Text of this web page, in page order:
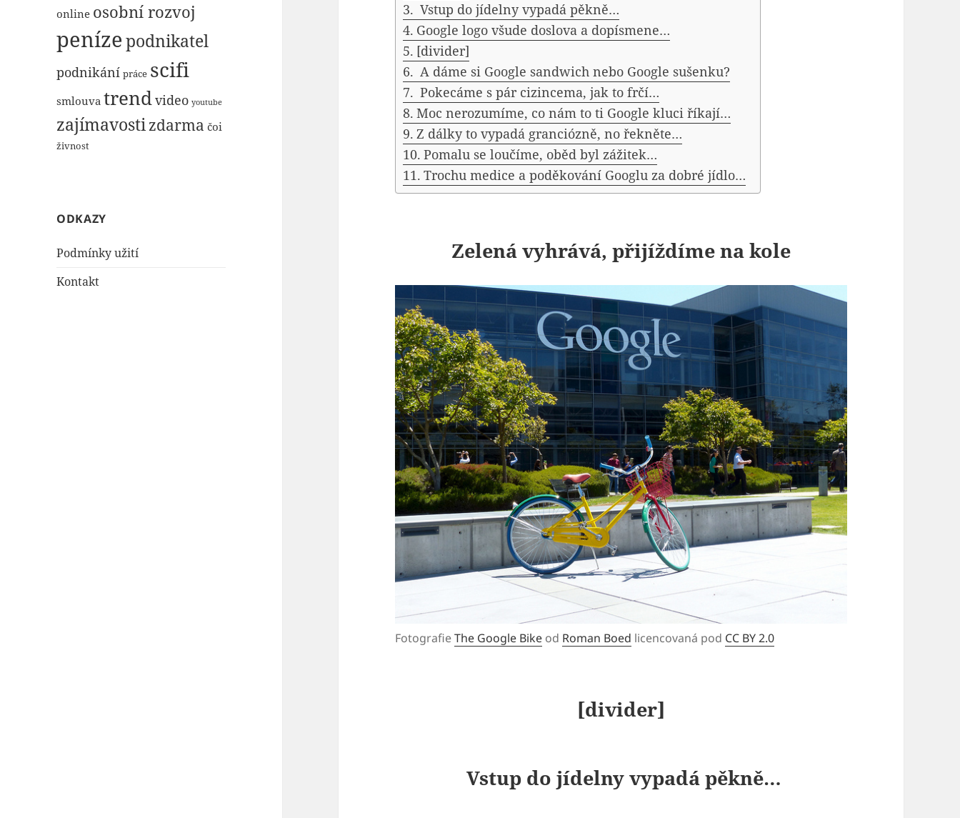
online osobní rozvoj
penízepodnikatel
podnikání práce scifi
smlouva trendvideo youtube
zajímavostizdarma čoi
živnost
ODKAZY
Podmínky užití
Kontakt
Vstup do jídelny vypadá pěkně…
Google logo všude doslova a dopísmene…
[divider]
A dáme si Google sandwich nebo Google sušenku?
Pokecáme s pár cizincema, jak to frčí…
Moc nerozumíme, co nám to ti Google kluci říkají…
Z dálky to vypadá granciózně, no řekněte…
Pomalu se loučíme, oběd byl zážitek…
Trochu medice a poděkování Googlu za dobré jídlo…
Zelená vyhrává, přijíždíme na kole
FotografieThe Google Bike od Roman Boed licencovaná pod CC BY 2.0
[divider]
Vstup do jídelny vypadá pěkně…